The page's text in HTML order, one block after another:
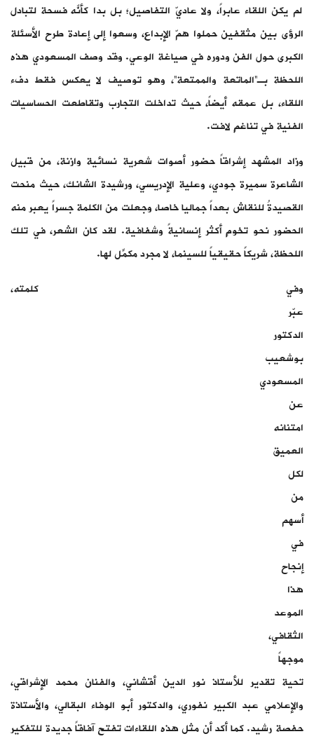
لم يكن اللقاء عابراً، ولا عاديّ التفاصيل؛ بل بدا كأنّه فسحةٌ لتبادل
الرؤى بين مثقفين حملوا همّ الإبداع، وسعوا إلى إعادة طرح الأسئلة
الكبرى حول الفن ودوره في صياغة الوعي. وقد وصف المسعودي هذه
اللحظة بـ”الماتعة والممتعة”، وهو توصيف لا يعكس فقط دفء
اللقاء، بل عمقه أيضاً، حيث تداخلت التجارب وتقاطعت الحساسيات
الفنية في تناغمٍ لافت.
وزاد المشهد إشراقاً حضور أصوات شعرية نسائية وازنة، من قبيل
الشاعرة سميرة جودي، وعلية الإدريسي، ورشيدة الشانك، حيث منحت
القصيدةُ للنقاش بعداً جماليا خاصا، وجعلت من الكلمة جسراً يعبر منه
الحضور نحو تخومٍ أكثر إنسانيةً وشفافية. لقد كان الشعر، في تلك
اللحظة، شريكاً حقيقياً للسينما، لا مجرد مكمّلٍ لها.
وفي كلمته،
عبّر
الدكتور
بوشعيب
المسعودي
عن
امتنانه
العميق
لكل
من
أسهم
في
إنجاح
هذا
الموعد
الثقافي،
موجهاً
تحية تقدير للأستاذ نور الدين أقشاني، والفنان محمد الإشراقي،
والإعلامي عبد الكبير نفوري، والدكتور أبو الوفاء البقالي، والأستاذة
حفصة رشيد. كما أكد أن مثل هذه اللقاءات تفتح آفاقاً جديدة للتفكير